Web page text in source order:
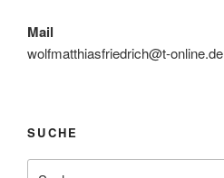
Mail
wolfmatthiasfriedrich@t-online.de
SUCHE